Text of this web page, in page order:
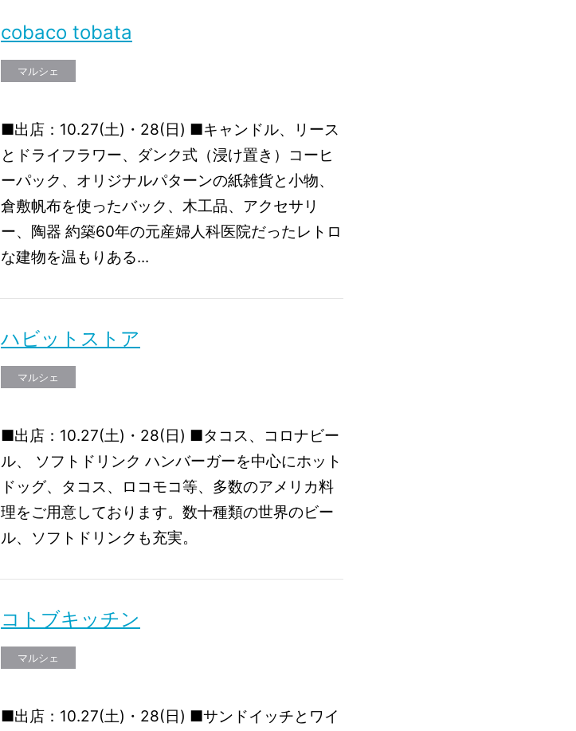
cobaco tobata
マルシェ
■出店：10.27(土)・28(日) ■キャンドル、リース
とドライフラワー、ダンク式（浸け置き）コーヒ
ーパック、オリジナルパターンの紙雑貨と小物、
倉敷帆布を使ったバック、木工品、アクセサリ
ー、陶器 約築60年の元産婦人科医院だったレトロ
な建物を温もりある...
ハビットストア
マルシェ
■出店：10.27(土)・28(日) ■タコス、コロナビー
ル、 ソフトドリンク ハンバーガーを中心にホット
ドッグ、タコス、ロコモコ等、多数のアメリカ料
理をご用意しております。数十種類の世界のビー
ル、ソフトドリンクも充実。
コトブキッチン
マルシェ
■出店：10.27(土)・28(日) ■サンドイッチとワイ